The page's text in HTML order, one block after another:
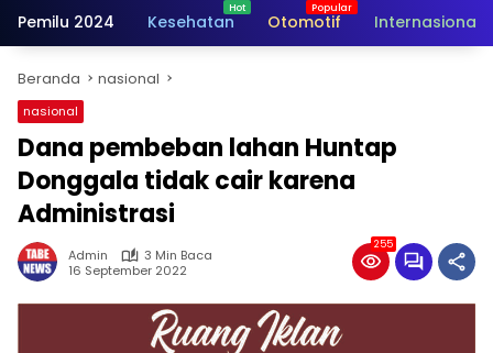
Pemilu 2024 Kesehatan Otomotif Internasional
Beranda nasional
nasional
Dana pembeban lahan Huntap
Donggala tidak cair karena
Administrasi
Admin
3 Min Baca
16 September 2022
255